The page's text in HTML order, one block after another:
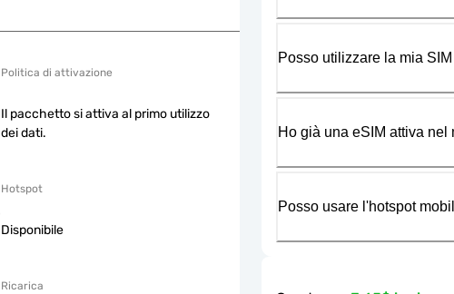
Politica di attivazione
Il pacchetto si attiva al primo utilizzo
dei dati.
Hotspot
Disponibile
Ricarica
Posso utilizzare la mia
Ho già una eSIM attiva
Posso usare l'hotspot